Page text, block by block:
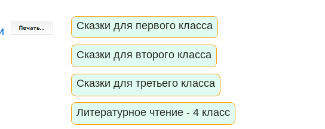
Сказки для первого класса
Сказки для второго класса
Сказки для третьего класса
Литературное чтение - 4 класс